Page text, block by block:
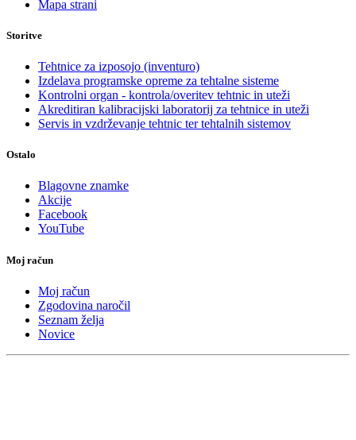
Mapa strani
Storitve
Tehtnice za izposojo (inventuro)
Izdelava programske opreme za tehtalne sisteme
Kontrolni organ - kontrola/overitev tehtnic in uteži
Akreditiran kalibracijski laboratorij za tehtnice in uteži
Servis in vzdrževanje tehtnic ter tehtalnih sistemov
Ostalo
Blagovne znamke
Akcije
Facebook
YouTube
Moj račun
Moj račun
Zgodovina naročil
Seznam želja
Novice